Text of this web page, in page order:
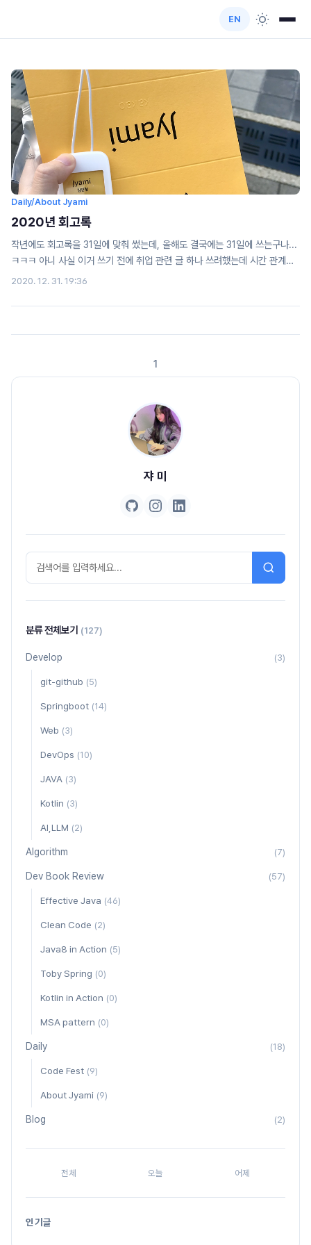
EN
Daily/About Jyami
2020년 회고록
작년에도 회고록을 31일에 맞춰 썼는데, 올해도 결국에는 31일에 쓰는구나...
ㅋㅋㅋ 아니 사실 이거 쓰기 전에 취업 관련 글 하나 쓰려했는데 시간 관계상
그건 신년에 쓰는 걸로 하자 크크... 와 그나저나 21년에는 24살이구나 시간
에 나도 올해에 취업으로 희로애락을 다 경험한 것 같다..ㅋㅋㅋ 올해 회고는
2020. 12. 31. 19:36
1
쟈 미
분류 전체보기 (127)
Develop (3)
git-github (5)
Springboot (14)
Web (3)
DevOps (10)
JAVA (3)
Kotlin (3)
AI,LLM (2)
Algorithm (7)
Dev Book Review (57)
Effective Java (46)
Clean Code (2)
Java8 in Action (5)
Toby Spring (0)
Kotlin in Action (0)
MSA pattern (0)
Daily (18)
Code Fest (9)
About Jyami (9)
Blog (2)
전체 오늘 어제